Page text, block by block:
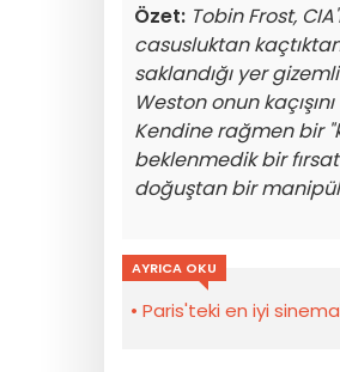
Özet: Tobin Frost,
casusluktan
saklandığı yer
Weston onun
Kendine rağmen bir
beklenmedik bir
doğuştan bir
AYRICA OKU
Paris'teki en iyi